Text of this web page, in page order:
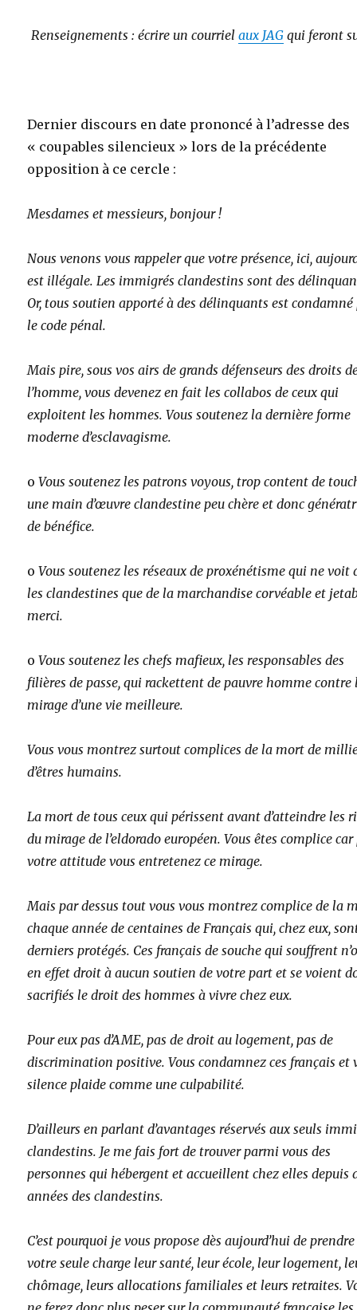
Renseignements : écrire un courriel aux JAGqui feront
Dernier discours en date prononcé à l’adresse des
« coupables silencieux » lors de la précédente
opposition à ce cercle :
Mesdames et messieurs, bonjour !
Nous venons vous rappeler que votre présence, ici,
est illégale. Les immigrés clandestins sont des
Or, tous soutien apporté à des délinquants est condamné
le code pénal.
Mais pire, sous vos airs de grands défenseurs des droits
l’homme, vous devenez en fait les collabos de ceux qui
exploitent les hommes. Vous soutenez la dernière forme
moderne d’esclavagisme.
oVous soutenez les patrons voyous, trop content de
une main d’œuvre clandestine peu chère et donc
de bénéfice.
oVous soutenez les réseaux de proxénétisme qui ne voit
les clandestines que de la marchandise corvéable et
merci.
oVous soutenez les chefs mafieux, les responsables des
filières de passe, qui rackettent de pauvre homme contre
mirage d’une vie meilleure.
Vous vous montrez surtout complices de la mort de
d’êtres humains.
La mort de tous ceux qui périssent avant d’atteindre les
du mirage de l’eldorado européen. Vous êtes complice
votre attitude vous entretenez ce mirage.
Mais par dessus tout vous vous montrez complice de la
chaque année de centaines de Français qui, chez eux,
derniers protégés. Ces français de souche qui souffrent
en effet droit à aucun soutien de votre part et se voient
sacrifiés le droit des hommes à vivre chez eux.
Pour eux pas d’AME, pas de droit au logement, pas de
discrimination positive. Vous condamnez ces français et
silence plaide comme une culpabilité.
D’ailleurs en parlant d’avantages réservés aux seuls
clandestins. Je me fais fort de trouver parmi vous des
personnes qui hébergent et accueillent chez elles depuis
années des clandestins.
C’est pourquoi je vous propose dès aujourd’hui de
votre seule charge leur santé, leur école, leur logement,
chômage, leurs allocations familiales et leurs retraites.